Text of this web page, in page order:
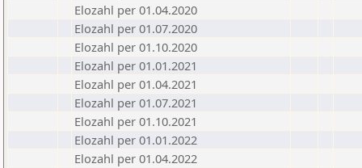
Elozahl per 01.04.2020
Elozahl per 01.07.2020
Elozahl per 01.10.2020
Elozahl per 01.01.2021
Elozahl per 01.04.2021
Elozahl per 01.07.2021
Elozahl per 01.10.2021
Elozahl per 01.01.2022
Elozahl per 01.04.2022